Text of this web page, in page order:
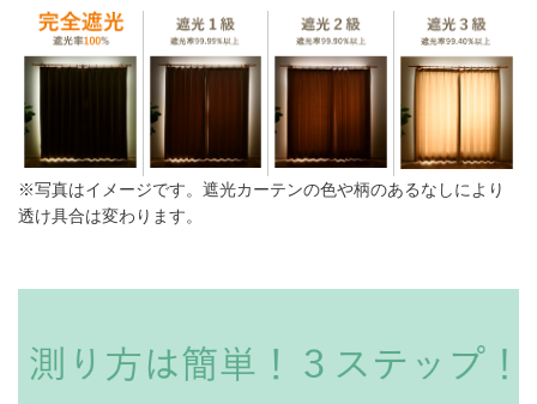
※写真はイメージです。遮光カーテンの色や柄のあるなしにより
透け具合は変わります。